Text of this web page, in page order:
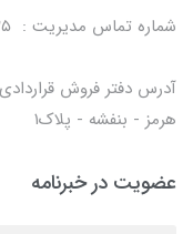
شماره تماس مدیریت : ۰۹۱۲۲۰۶۴۴۲۵
آدرس دفتر فروش
هرمز - بنفشه - پلاک۱
عضویت در خبرنامه